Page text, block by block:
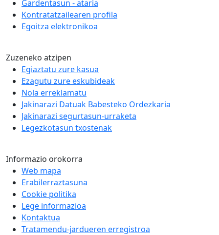
Gardentasun - ataria
Kontratatzailearen profila
Egoitza elektronikoa
Zuzeneko atzipen
Egiaztatu zure kasua
Ezagutu zure eskubideak
Nola erreklamatu
Jakinarazi Datuak Babesteko Ordezkaria
Jakinarazi segurtasun-urraketa
Legezkotasun txostenak
Informazio orokorra
Web mapa
Erabilerraztasuna
Cookie politika
Lege informazioa
Kontaktua
Tratamendu-jardueren erregistroa